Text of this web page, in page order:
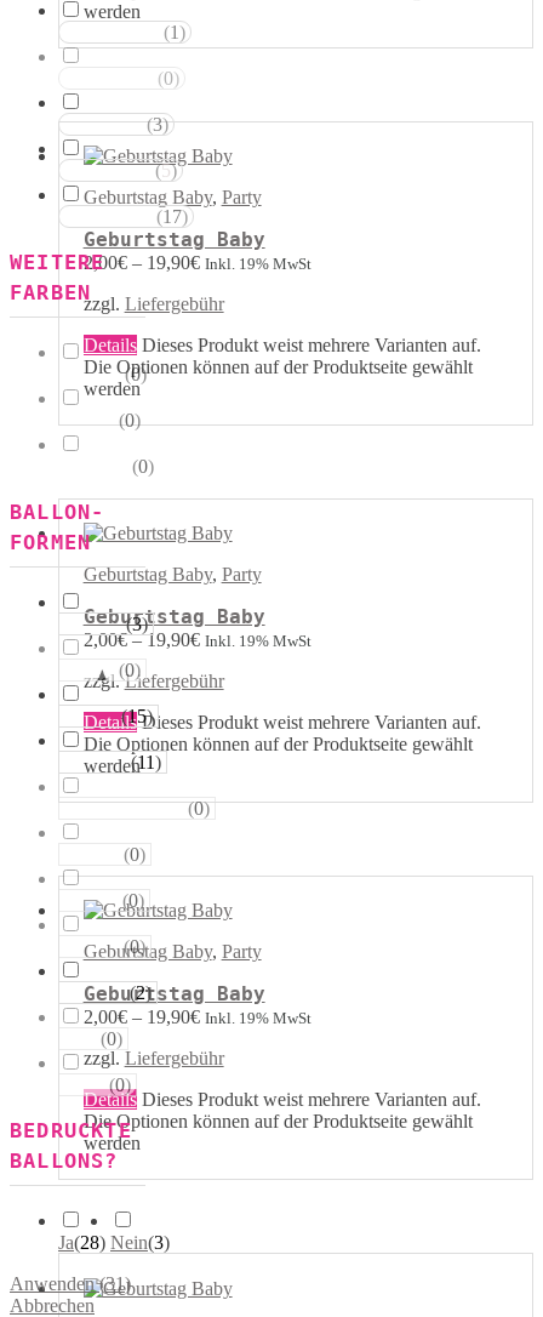
werden
Geburtstag Baby, Party
Geburtstag Baby
2,00€– 19,90€ Inkl. 19% MwSt
zzgl. Liefergebühr
Details Dieses Produkt weist mehrere Varianten auf.
Die Optionen können auf der Produktseite gewählt
werden
Geburtstag Baby, Party
Geburtstag Baby
2,00€–19,90€ Inkl. 19% MwSt
zzgl.Liefergebühr
Details Dieses Produkt weist mehrere Varianten auf.
Die Optionen können auf der Produktseite gewählt
werden
Geburtstag Baby, Party
Geburtstag Baby
2,00€– 19,90€ Inkl. 19% MwSt
zzgl. Liefergebühr
Details Dieses Produkt weist mehrere Varianten auf.
Die Optionen können auf der Produktseite gewählt
werden
(1)
(0)
Rot Weiss (3)
Blau Weiss (5)
(17)
WEITERE
FARBEN
Kristall (0)
Pastell (0)
(0)
BALLON-
FORMEN
Herzen (3)
Sterne (0)
Runde (15)
Tropfen (11)
Riesen−Kugeln (0)
(0)
Säulen (0)
Portale (0)
Figuren (2)
(0)
ABC (0)
BEDRUCKTE
BALLONS?
Ja(28) Nein(3)
Anwenden(31)
Abbrechen